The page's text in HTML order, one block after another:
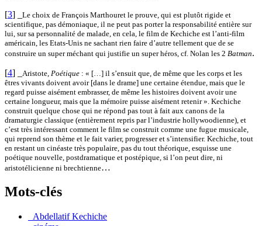
[3]
Le choix de François Marthouret le prouve, qui est plutôt rigide et
scientifique, pas démoniaque, il ne peut pas porter la responsabilité entière sur
lui, sur sa personnalité de malade, en cela, le film de Kechiche est l’anti-film
américain, les Etats-Unis ne sachant rien faire d’autre tellement que de se
construire un super méchant qui justifie un super héros, cf. Nolan les 2 Batman.
[4] Aristote, Poétique : « […] il s’ensuit que, de même que les corps et les
êtres vivants doivent avoir [dans le drame] une certaine étendue, mais que le
regard puisse aisément embrasser, de même les histoires doivent avoir une
certaine longueur, mais que la mémoire puisse aisément retenir ». Kechiche
construit quelque chose qui ne répond pas tout à fait aux canons de la
dramaturgie classique (entièrement repris par l’industrie hollywoodienne), et
c’est très intéressant comment le film se construit comme une fugue musicale,
qui reprend son thème et le fait varier, progresser et s’intensifier. Kechiche, tout
en restant un cinéaste très populaire, pas du tout théorique, esquisse une
poétique nouvelle, postdramatique et postépique, si l’on peut dire, ni
aristotélicienne ni brechtienne…
Mots-clés
_Abdellatif Kechiche